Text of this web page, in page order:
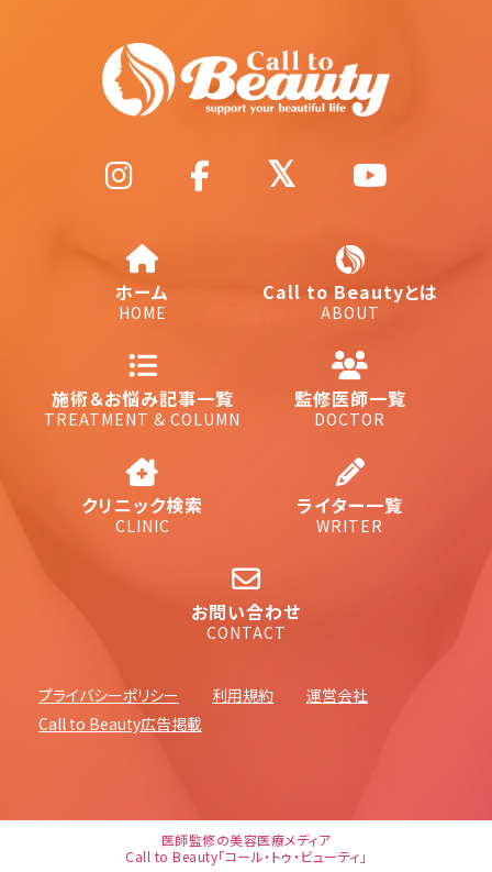
ホーム
HOME
Call to Beautyとは
ABOUT
施術＆お悩み記事一覧
TREATMENT & COLUMN
監修医師一覧
DOCTOR
クリニック検索
CLINIC
ライター一覧
WRITER
お問い合わせ
CONTACT
プライバシーポリシー 利用規約
運営会社
Call to Beauty広告掲載
医師監修の美容医療メディア
Call to Beauty「コール・トゥ・ビューティ」